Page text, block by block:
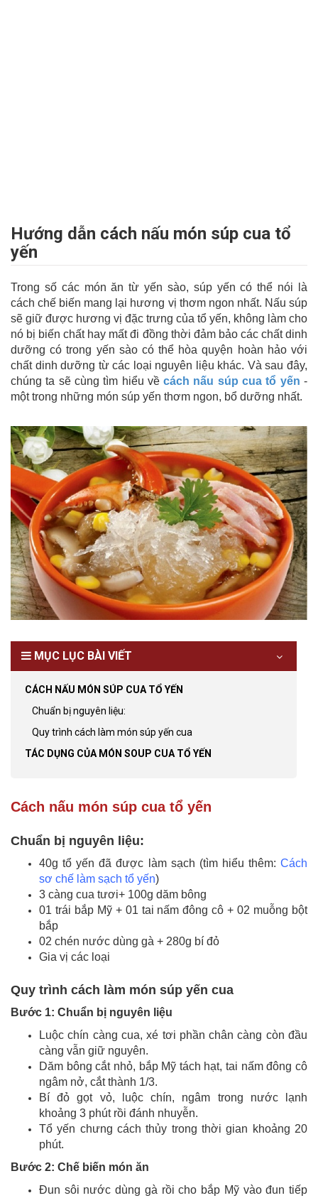
Hướng dẫn cách nấu món súp cua tổ
yến
Trong số các món ăn từ yến sào, súp yến có thể nói là
cách chế biến mang lại hương vị thơm ngon nhất. Nấu súp
sẽ giữ được hương vị đặc trưng của tổ yến, không làm cho
nó bị biến chất hay mất đi đồng thời đảm bảo các chất dinh
dưỡng có trong yến sào có thể hòa quyện hoàn hảo với
chất dinh dưỡng từ các loại nguyên liệu khác. Và sau đây,
chúng ta sẽ cùng tìm hiểu vềcách nấu súp cua tổ yến -
một trong những món súp yến thơm ngon, bổ dưỡng nhất.
MỤC LỤC BÀI VIẾT
CÁCH NẤU MÓN SÚP CUA TỔ YẾN
Chuẩn bị nguyên liệu:
Quy trình cách làm món súp yến cua
TÁC DỤNG CỦA MÓN SOUP CUA TỔ YẾN
Cách nấu món súp cua tổ yến
Chuẩn bị nguyên liệu:
40g tổ yến đã được làm sạch (tìm hiểu thêm: Cách
sơ chế làm sạch tổ yến)
3 càng cua tươi+ 100g dăm bông
01 trái bắp Mỹ + 01 tai nấm đông cô + 02 muỗng bột
bắp
02 chén nước dùng gà + 280g bí đỏ
Gia vị các loại
Quy trình cách làm món súp yến cua
Bước 1: Chuẩn bị nguyên liệu
Luộc chín càng cua, xé tơi phần chân càng còn đầu
càng vẫn giữ nguyên.
Dăm bông cắt nhỏ, bắp Mỹ tách hạt, tai nấm đông cô
ngâm nở, cắt thành 1/3.
Bí đỏ gọt vỏ, luộc chín, ngâm trong nước lạnh
khoảng 3 phút rồi đánh nhuyễn.
Tổ yến chưng cách thủy trong thời gian khoảng 20
phút.
Bước 2: Chế biến món ăn
Đun sôi nước dùng gà rồi cho bắp Mỹ vào đun tiếp